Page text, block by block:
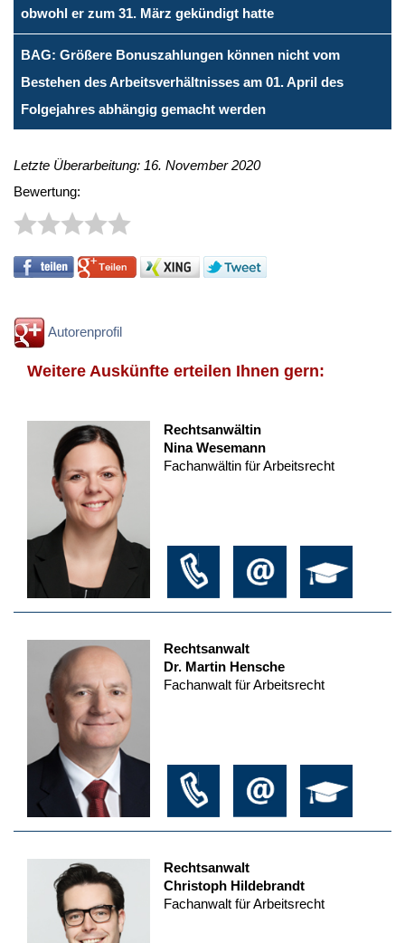
obwohl er zum 31. März gekündigt hatte
BAG: Größere Bonuszahlungen können nicht vom
Bestehen des Arbeitsverhältnisses am 01. April des
Folgejahres abhängig gemacht werden
Letzte Überarbeitung: 16. November 2020
Bewertung:
Autorenprofil
Weitere Auskünfte erteilen Ihnen gern:
Rechtsanwältin
Nina Wesemann
Fachanwältin für Arbeitsrecht
Rechtsanwalt
Dr. Martin Hensche
Fachanwalt für Arbeitsrecht
Rechtsanwalt
Christoph Hildebrandt
Fachanwalt für Arbeitsrecht